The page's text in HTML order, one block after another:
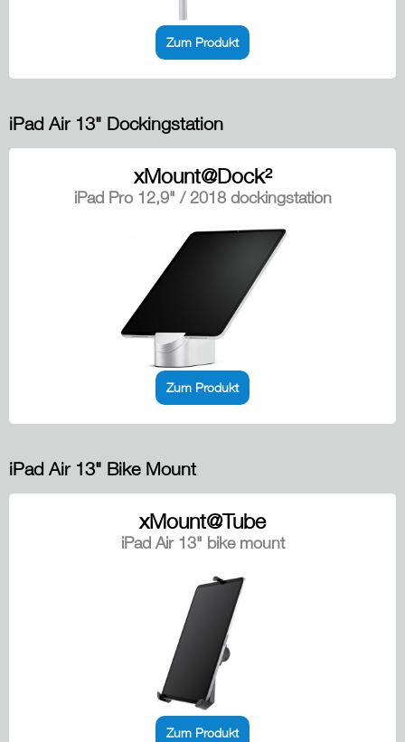
Zum Produkt
iPad Air 13" Dockingstation
xMount@Dock²
iPad Pro 12,9" / 2018 dockingstation
Zum Produkt
iPad Air 13" Bike Mount
xMount@Tube
iPad Air 13" bike mount
Zum Produkt